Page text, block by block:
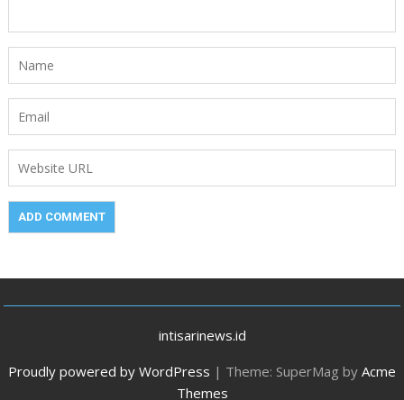
intisarinews.id
Proudly powered by WordPress | Theme: SuperMag by Acme
Themes